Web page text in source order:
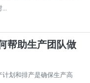
帮助生产团队做
划和排产是确保生产高